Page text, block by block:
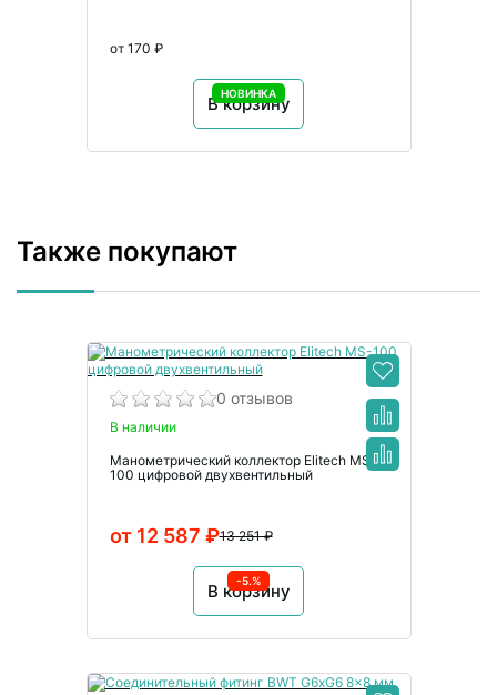
от 170 ₽
В корзину
НОВИНКА
Также покупают
0 отзывов
В наличии
Манометрический коллектор Elitech MS-
100 цифровой двухвентильный
13 251 ₽
от 12 587 ₽
В корзину
-5.%